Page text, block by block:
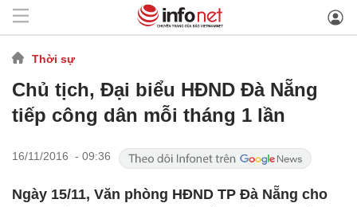
Thời sự
Chủ tịch, Đại biểu HĐND Đà Nẵng
tiếp công dân mỗi tháng 1 lần
16/11/2016 - 09:36
Ngày 15/11, Văn phòng HĐND TP Đà Nẵng cho